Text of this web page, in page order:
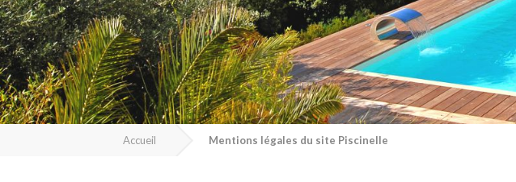
Accueil Mentions légales du site Piscinelle